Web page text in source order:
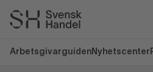
Arbetsgivarguiden Nyhetscenter